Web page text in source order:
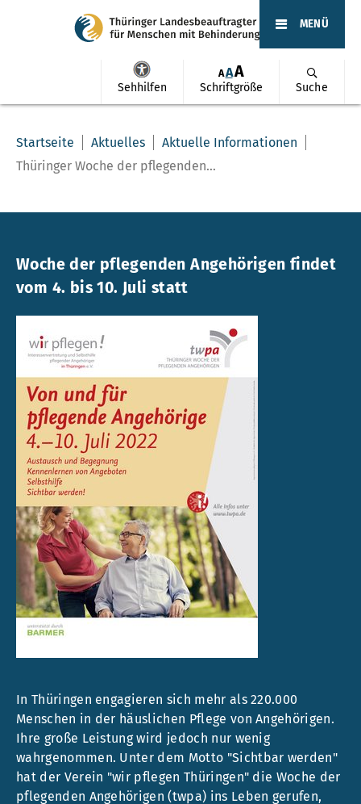
Sehhilfen
AAA
Schriftgröße Suche
MENÜ
Startseite Aktuelles
Aktuelle Informationen
Thüringer Woche der pflegenden...
Woche der pflegenden Angehörigen findet
vom 4. bis 10. Juli statt
In Thüringen engagieren sich mehr als 220.000
Menschen in der häuslichen Pflege von Angehörigen.
Ihre große Leistung wird jedoch nur wenig
wahrgenommen. Unter dem Motto "Sichtbar werden"
hat der Verein "wir pflegen Thüringen" die Woche der
pflegenden Angehörigen (twpa) ins Leben gerufen,